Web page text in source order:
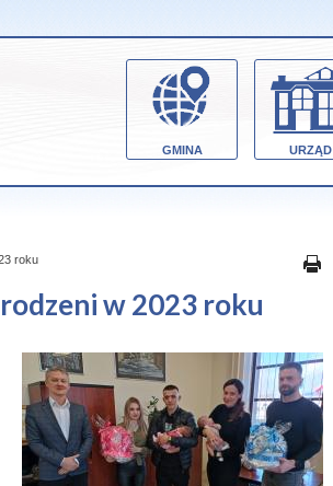
GMINA URZĄD
roku
w 2023 roku